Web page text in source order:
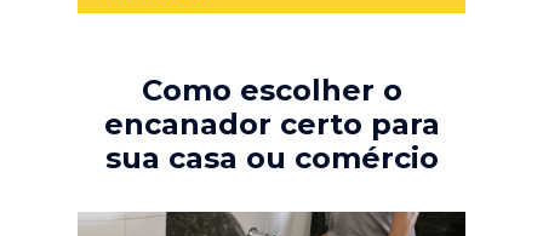
Como escolher o
encanador certo para
sua casa ou comércio